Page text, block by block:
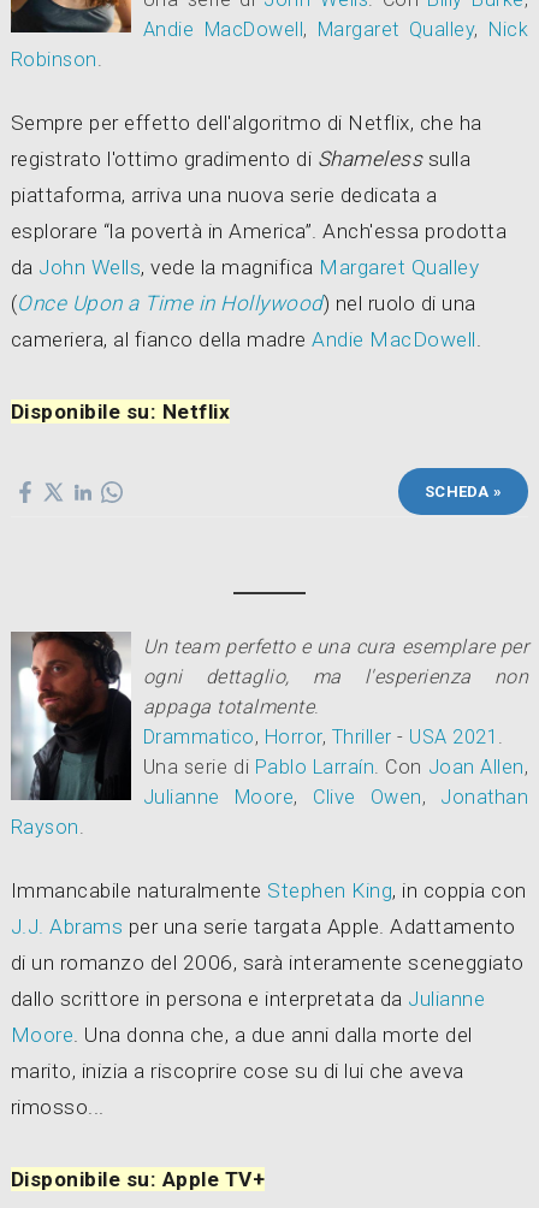
Andie MacDowell, Margaret Qualley, Nick
Robinson
Sempre per effetto dell'algoritmo di Netflix, che ha
registrato l'ottimo gradimento di Shameless sulla
piattaforma, arriva una nuova serie dedicata a
esplorare “la povertà in America”. Anch'essa prodotta
da John Wells, vede la magnifica Margaret Qualley
(Once Upon a Time in Hollywood) nel ruolo di una
cameriera, al fianco della madreAndie MacDowell
Disponibile su: Netflix
SCHEDA »
Un team perfetto e una cura esemplare per
ogni dettaglio, ma l'esperienza non
appaga totalmente.
Drammatico, Horror, Thriller - USA 2021
Una serie di Pablo Larraín Con Joan Allen,
Julianne Moore, Clive Owen, Jonathan
Rayson
Immancabile naturalmente Stephen King, in coppia con
J.J. Abrams per una serie targata Apple. Adattamento
di un romanzo del 2006, sarà interamente sceneggiato
dallo scrittore in persona e interpretata da Julianne
Moore . Una donna che, a due anni dalla morte del
marito, inizia a riscoprire cose su di lui che aveva
rimosso...
Disponibile su: Apple TV+